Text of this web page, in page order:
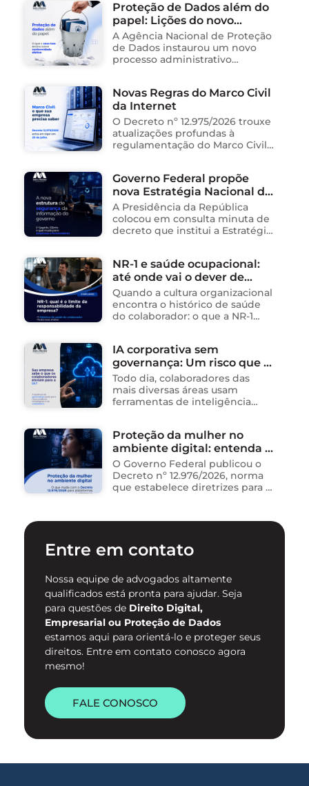
Proteção de Dados além do
papel: Lições do novo
processo sancionador da
ANPD
A Agência Nacional de Proteção
de Dados instaurou um novo
processo administrativo
organização social responsável
pela gestão de unidades
públicas de saúde …
Novas Regras do Marco Civil
da Internet
O Decreto nº 12.975/2026 trouxe
atualizações profundas à
regulamentação do Marco Civil
operações de empresas de
tecnologia no Brasil. Para ajudar
na …
Governo Federal propõe
nova Estratégia Nacional de
Segurança da Informação e
cria sistema integrado de
governança para órgãos
A Presidência da República
colocou em consulta minuta de
decreto que institui a Estratégia
Sistema Integrado de
Segurança da Informação
(SISInfo), estabelecendo …
NR-1 e saúde ocupacional:
até onde vai o dever de
cuidado da empresa?
Quando a cultura organizacional
encontra o histórico de saúde
do colaborador: o que a NR-1
um dos ambientes mais
propícios para …
IA corporativa sem
governança: Um risco que já
está acontecendo
Todo dia, colaboradores das
mais diversas áreas usam
ferramentas de inteligência
dados, redigem e-mails, geram
relatórios. O problema não está
na ferramenta. Está …
Proteção da mulher no
ambiente digital: entenda o
novo Decreto nº 12.976/2026
O Governo Federal publicou o
Decreto nº 12.976/2026, norma
que estabelece diretrizes para a
enfrentamento da violência
digital. …
Entre em contato
Nossa equipe de advogados altamente
qualificados está pronta para ajudar. Seja
para questões de Direito Digital,
Empresarial ou Proteção de Dados
estamos aqui para orientá-lo e proteger seus
direitos. Entre em contato conosco agora
mesmo!
FALE CONOSCO